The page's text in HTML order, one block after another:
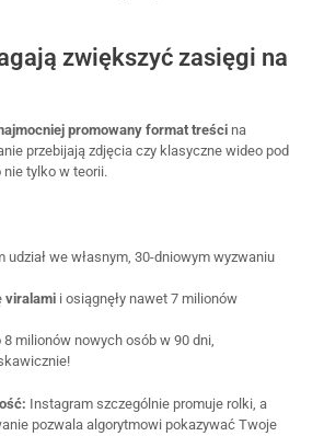
zwiększyć zasięgi na
promowany format treści na
przebijają zdjęcia czy klasyczne wideo pod
tylko w teorii.
udział we własnym, 30-dniowym wyzwaniu
viralami i osiągnęły nawet 7 milionów
8 milionów nowych osób w 90 dni,
Instagram szczególnie promuje rolki, a
pozwala algorytmowi pokazywać Twoje